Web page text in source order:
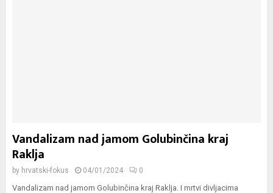
Vandalizam nad jamom Golubinčina kraj
Raklja
by hrvatski-fokus 04/01/2024 0
Vandalizam nad jamom Golubinčina kraj Raklja. I mrtvi divljacima